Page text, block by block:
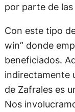
por parte de las
Con este tipo
win” donde
beneficiados.
indirectamente
de Zafrales es
Nos